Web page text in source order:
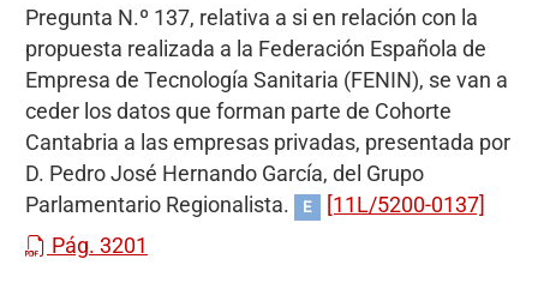
Pregunta N.º 137, relativa a si en relación con la
propuesta realizada a la Federación Española de
Empresa de Tecnología Sanitaria (FENIN), se van a
ceder los datos que forman parte de Cohorte
Cantabria a las empresas privadas, presentada por
D. Pedro José Hernando García, del Grupo
Parlamentario Regionalista.
E
[11L/5200-0137]
Pág. 3201